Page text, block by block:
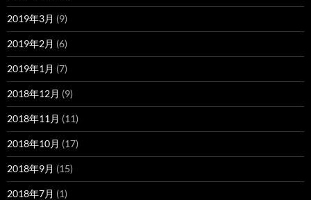
2019年3月 (9)
2019年2月 (6)
2019年1月 (7)
2018年12月 (9)
2018年11月 (11)
2018年10月 (17)
2018年9月 (15)
2018年7月 (1)